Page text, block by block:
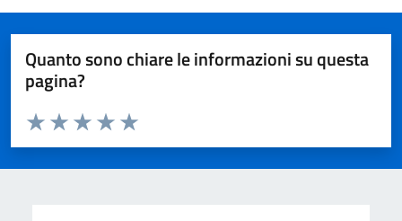
Quanto sono chiare le informazioni su questa
pagina?
Domanda
Valuta da 1 a 5 stelle la pagina
Valuta 5 stelle su 5
Valuta 4 stelle su 5
Valuta 3 stelle su 5
Valuta 2 stelle su 5
Valuta 1 stelle su 5